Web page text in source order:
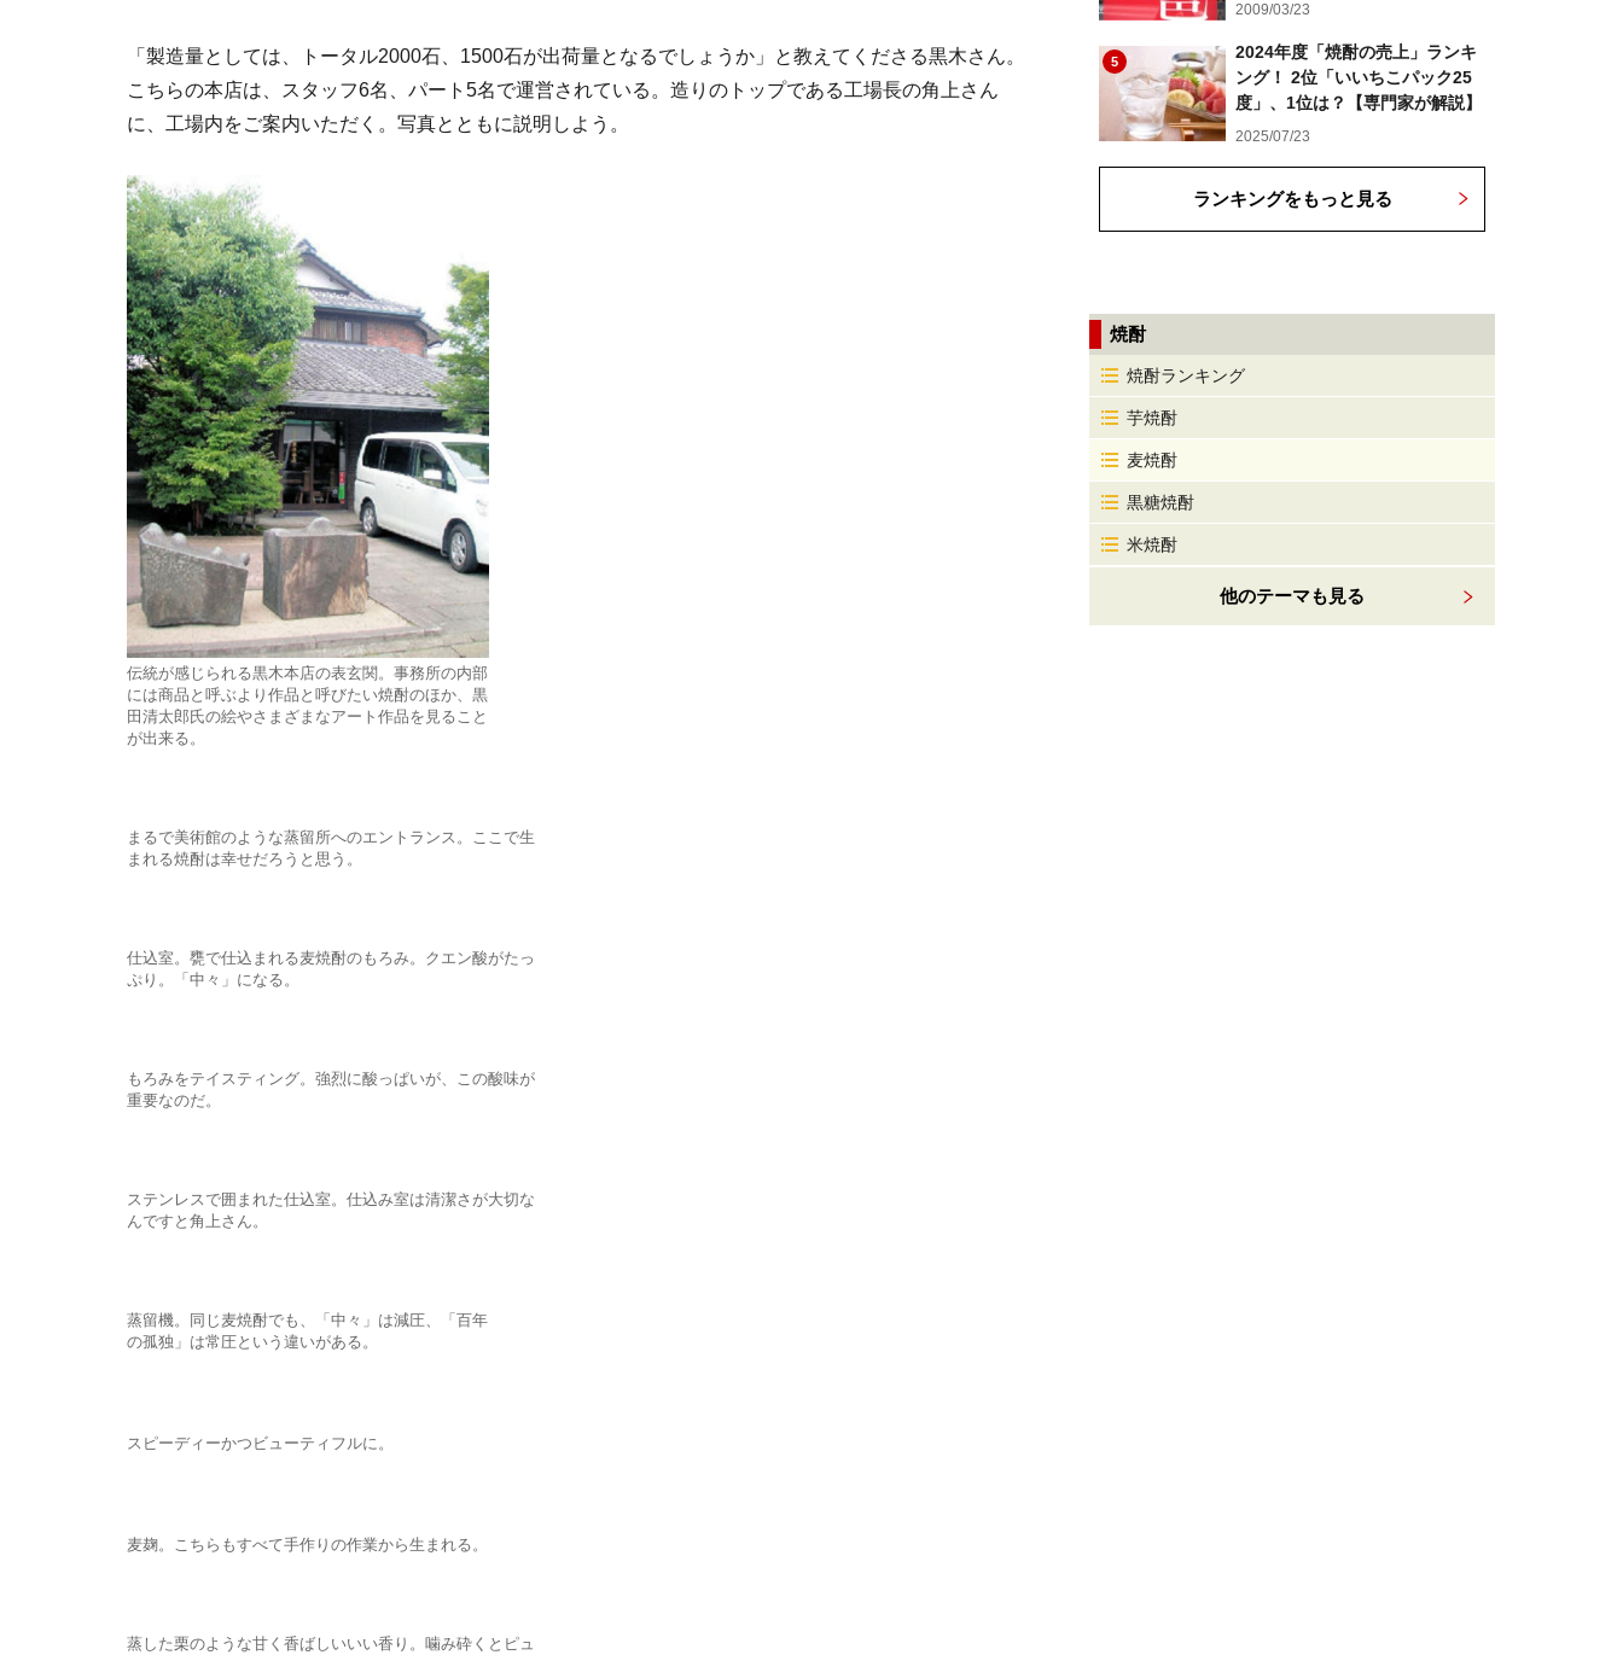
「製造量としては、トータル2000石、1500石が出荷量となるでしょうか」と教えてくださる黒木さん。
こちらの本店は、スタッフ6名、パート5名で運営されている。造りのトップである工場長の角上さん
に、工場内をご案内いただく。写真とともに説明しよう。
伝統が感じられる黒木本店の表玄関。事務所の内部
には商品と呼ぶより作品と呼びたい焼酎のほか、黒
田清太郎氏の絵やさまざまなアート作品を見ること
が出来る。
まるで美術館のような蒸留所へのエントランス。ここで生
まれる焼酎は幸せだろうと思う。
仕込室。甕で仕込まれる麦焼酎のもろみ。クエン酸がたっ
ぷり。「中々」になる。
もろみをテイスティング。強烈に酸っぱいが、この酸味が
重要なのだ。
ステンレスで囲まれた仕込室。仕込み室は清潔さが大切な
んですと角上さん。
蒸留機。同じ麦焼酎でも、「中々」は減圧、「百年
の孤独」は常圧という違いがある。
スピーディーかつビューティフルに。
麦麹。こちらもすべて手作りの作業から生まれる。
蒸した栗のような甘く香ばしいいい香り。噛み砕くとピュ
2009/03/23
5
2024年度「焼酎の売上」ランキ
ング！ 2位「いいちこパック25
度」、1位は？【専門家が解説】
2025/07/23
ランキングをもっと見る
焼酎
焼酎ランキング
芋焼酎
麦焼酎
黒糖焼酎
米焼酎
他のテーマも見る